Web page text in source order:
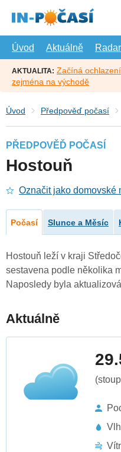
hlavní
Úvod
Aktuálně Radar
AKTUALITA: Začíná
zejména na východě
Úvod Předpověď počasí
PŘEDPOVĚĎ POČASÍ
Hostouň
Označit jako domovské
Počasí Slunce a Měsíc
Hostouň leží v kraji
sestavena podle několika
Naposledy byla
Aktuálně